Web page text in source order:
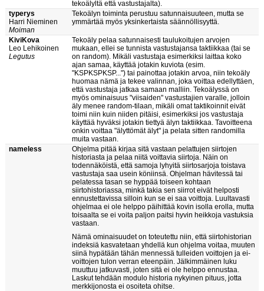
tekoälyltä että vastustajalta).
typerys
Harri Nieminen
Moiman
Tekoälyn toiminta perustuu satunnaisuuteen, mutta se
ymmärtää myös yksinkertaista säännöllisyyttä.
KiviKova
Leo Lehikoinen
Legutus
Tekoäly pelaa satunnaisesti taulukoitujen arvojen
mukaan, ellei se tunnista vastustajansa taktiikkaa (tai se
on random). Mikäli vastustaja esimerkiksi laittaa koko
ajan samaa, käyttää jotakin kuviota (esim.
"KSPKSPKSP...") tai painottaa jotakin arvoa, niin tekoäly
huomaa nämä ja tekee valinnan, joka voittaa edellyttäen,
että vastustaja jatkaa samaan malliin. Tekoälyssä on
myös ominaisuus "viisaiden" vastustajien varalle, jolloin
äly menee random-tilaan, mikäli omat taktikoinnit eivät
toimi niin kuin niiden pitäisi, esimerkiksi jos vastustaja
käyttää hyväksi jotakin tiettyä älyn taktiikkaa. Tavoitteena
onkin voittaa "älyttömät älyt" ja pelata sitten randomilla
muita vastaan.
nameless
Ohjelma pitää kirjaa sitä vastaan pelattujen siirtojen
historiasta ja pelaa niitä voittavia siirtoja. Näin on
todennäköistä, että samoja lyhyitä siirtosarjoja toistava
vastustaja saa usein köniinsä. Ohjelman hävitessä tai
pelatessa tasan se hyppää toiseen kohtaan
siirtohistoriassa, minkä takia sen siirrot eivät helposti
ennustettavissa silloin kun se ei saa voittoja. Luultavasti
ohjelmaa ei ole helppo päihittää kovin isolla erolla, mutta
toisaalta se ei voita paljon paitsi hyvin heikkoja vastuksia
vastaan.
Nämä ominaisuudet on toteutettu niin, että siirtohistorian
indeksiä kasvatetaan yhdellä kun ohjelma voitaa, muuten
siinä hypätään tähän mennessä tulleiden voittojen ja ei-
voittojen tulon verran eteenpäin. Jälkimmäinen luku
muuttuu jatkuvasti, joten sitä ei ole helppo ennustaa.
Laskut tehdään modulo historia nykyinen pituus, jotta
merkkijonosta ei osoiteta ohitse.